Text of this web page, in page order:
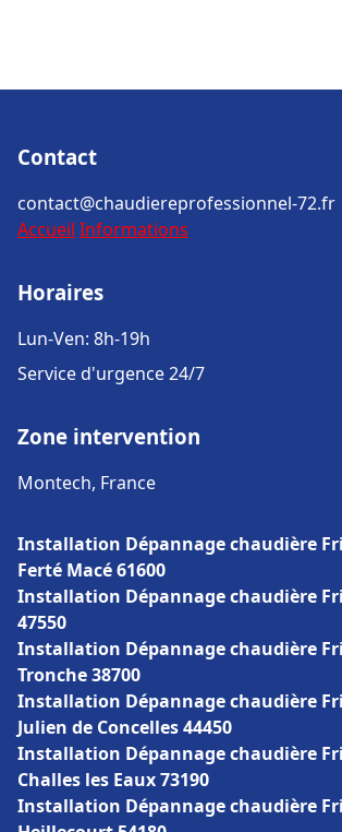
Contact
contact@chaudiereprofessionnel-72.fr
Accueil Informations
Horaires
Lun-Ven: 8h-19h
Service d'urgence 24/7
Zone intervention
Montech, France
Installation Dépannage chaudière
Ferté Macé 61600
Installation Dépannage chaudière
47550
Installation Dépannage chaudière
Tronche 38700
Installation Dépannage chaudière
Julien de Concelles 44450
Installation Dépannage chaudière
Challes les Eaux 73190
Installation Dépannage chaudière